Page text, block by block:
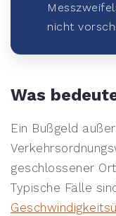
nicht
Was
Ein Bußgeld
geschlossener
Typische Fälle